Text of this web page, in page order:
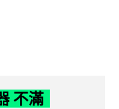
不滿